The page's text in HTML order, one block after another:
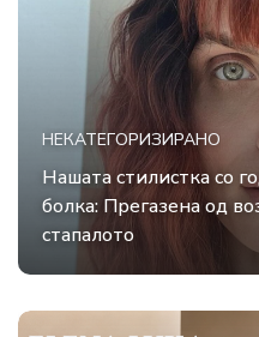
НЕКАТЕГОРИЗИРАНО
Нашата стилистка со
болка: Прегазена од
стапалото